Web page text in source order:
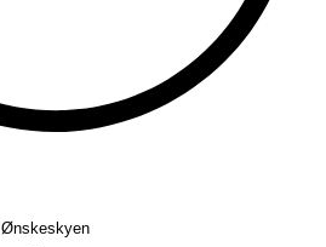
Ønskeskyen